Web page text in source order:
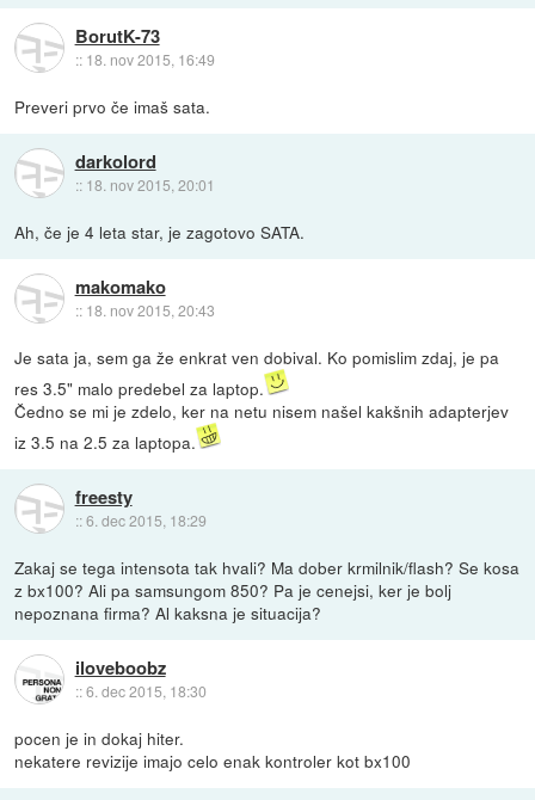
BorutK-73
:: 18. nov 2015, 16:49
Preveri prvo če imaš sata.
darkolord
:: 18. nov 2015, 20:01
Ah, če je 4 leta star, je zagotovo SATA.
makomako
:: 18. nov 2015, 20:43
Je sata ja, sem ga že enkrat ven dobival. Ko pomislim zdaj, je pa
res 3.5" malo predebel za laptop.
Čedno se mi je zdelo, ker na netu nisem našel kakšnih adapterjev
iz 3.5 na 2.5 za laptopa.
freesty
::6. dec 2015, 18:29
Zakaj se tega intensota tak hvali? Ma dober krmilnik/flash? Se kosa
z bx100? Ali pa samsungom 850? Pa je cenejsi, ker je bolj
nepoznana firma? Al kaksna je situacija?
iloveboobz
::6. dec 2015, 18:30
pocen je in dokaj hiter.
nekatere revizije imajo celo enak kontroler kot bx100